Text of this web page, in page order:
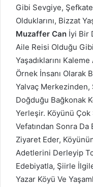
Gibi Sevgiye,
Olduklarını, Bizzat
Muzaffer Can İyi Bir
Aile Reisi Olduğu
Yaşadıklarını
Örnek İnsanı Olarak
Yalvaç Merkezinden,
Doğduğu Bağkonak
Yerleşir. Köyünü
Vefatından Sonra Da
Ziyaret Eder,
Adetlerini Derleyip
Edebiyatla, Şiirle
Yazar Köyü Ve